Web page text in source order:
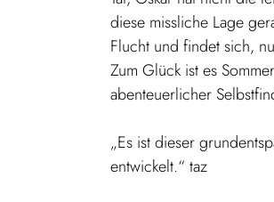
diese missliche Lage
Flucht und findet sich,
Zum Glück ist es
abenteuerlicher
„Es ist dieser
entwickelt.“ taz